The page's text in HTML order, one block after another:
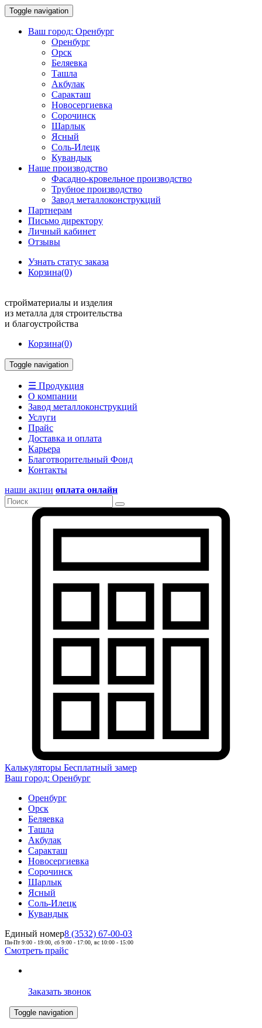
Toggle navigation
Ваш город: Оренбург
Оренбург
Орск
Беляевка
Ташла
Акбулак
Саракташ
Новосергиевка
Сорочинск
Шарлык
Ясный
Соль-Илецк
Кувандык
Наше производство
Фасадно-кровельное производство
Трубное производство
Завод металлоконструкций
Партнерам
Письмо директору
Личный кабинет
Отзывы
Узнать статус заказа
Корзина(0)
стройматериалы и изделия
из металла для строительства
и благоустройства
Корзина(0)
Toggle navigation
☰ Продукция
О компании
Завод металлоконструкций
Услуги
Прайс
Доставка и оплата
Карьера
Благотворительный Фонд
Контакты
наши акции оплата онлайн
Калькуляторы Бесплатный замер
Ваш город: Оренбург
Оренбург
Орск
Беляевка
Ташла
Акбулак
Саракташ
Новосергиевка
Сорочинск
Шарлык
Ясный
Соль-Илецк
Кувандык
Единый номер8 (3532) 67-00-03
Пн-Пт 9:00 - 19:00, сб 9:00 - 17:00, вс 10:00 - 15:00
Смотреть прайс
Заказать звонок
Toggle navigation